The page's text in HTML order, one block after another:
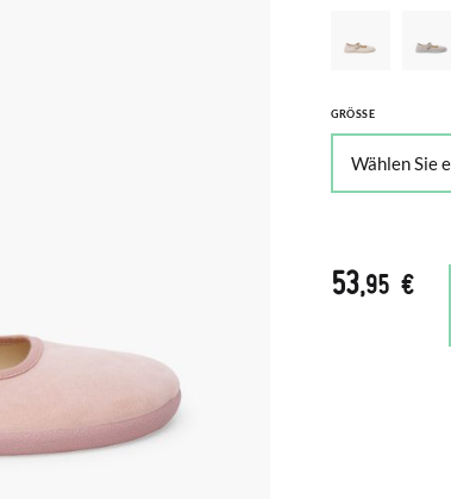
GRÖSSE
53,95 €